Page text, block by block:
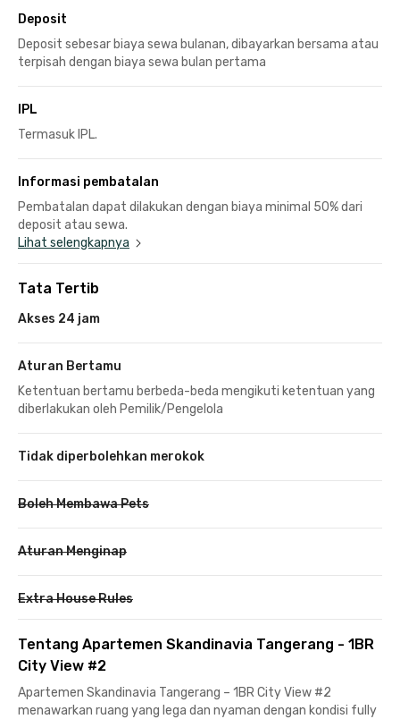
Deposit
Deposit sebesar biaya sewa bulanan, dibayarkan bersama atau
terpisah dengan biaya sewa bulan pertama
IPL
Termasuk IPL.
Informasi pembatalan
Pembatalan dapat dilakukan dengan biaya minimal 50% dari
deposit atau sewa.
Lihat selengkapnya
Tata Tertib
Akses 24 jam
Aturan Bertamu
Ketentuan bertamu berbeda-beda mengikuti ketentuan yang
diberlakukan oleh Pemilik/Pengelola
Tidak diperbolehkan merokok
Boleh Membawa Pets
Aturan Menginap
Extra House Rules
Tentang Apartemen Skandinavia Tangerang - 1BR
City View #2
Apartemen Skandinavia Tangerang – 1BR City View #2
menawarkan ruang yang lega dan nyaman dengan kondisi fully